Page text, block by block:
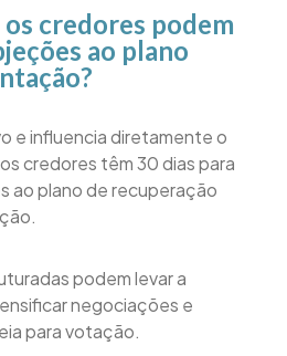
os credores podem
ao plano
e influencia diretamente o
credores têm 30 dias para
ao plano de recuperação
podem levar a
negociações e
para votação.